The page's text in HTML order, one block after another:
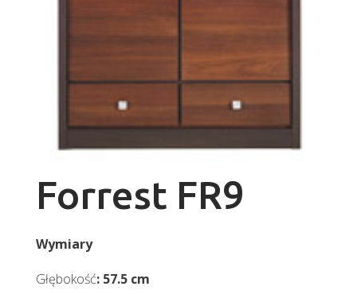
Forrest FR9
Wymiary
Głębokość: 57.5 cm